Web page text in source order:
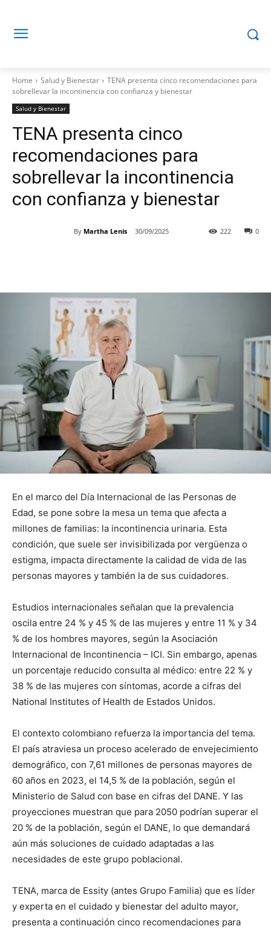
Home Salud y Bienestar
TENA presenta cinco recomendaciones para
sobrellevar la incontinencia con confianza y bienestar
Salud y Bienestar
TENA presenta cinco
recomendaciones para
sobrellevar la incontinencia
con confianza y bienestar
By Martha Lenis 30/09/2025 0
222
En el marco del Día Internacional de las Personas de
Edad, se pone sobre la mesa un tema que afecta a
millones de familias: la incontinencia urinaria. Esta
condición, que suele ser invisibilizada por vergüenza o
estigma, impacta directamente la calidad de vida de las
personas mayores y también la de sus cuidadores.
Estudios internacionales señalan que la prevalencia
oscila entre 24 % y 45 % de las mujeres y entre 11 % y 34
% de los hombres mayores, según la Asociación
Internacional de Incontinencia – ICI. Sin embargo, apenas
un porcentaje reducido consulta al médico: entre 22 % y
38 % de las mujeres con síntomas, acorde a cifras del
National Institutes of Health de Estados Unidos.
El contexto colombiano refuerza la importancia del tema.
El país atraviesa un proceso acelerado de envejecimiento
demográfico, con 7,61 millones de personas mayores de
60 años en 2023, el 14,5 % de la población, según el
Ministerio de Salud con base en cifras del DANE. Y las
proyecciones muestran que para 2050 podrían superar el
20 % de la población, según el DANE, lo que demandará
aún más soluciones de cuidado adaptadas a las
necesidades de este grupo poblacional.
TENA, marca de Essity (antes Grupo Familia) que es líder
y experta en el cuidado y bienestar del adulto mayor,
presenta a continuación cinco recomendaciones para